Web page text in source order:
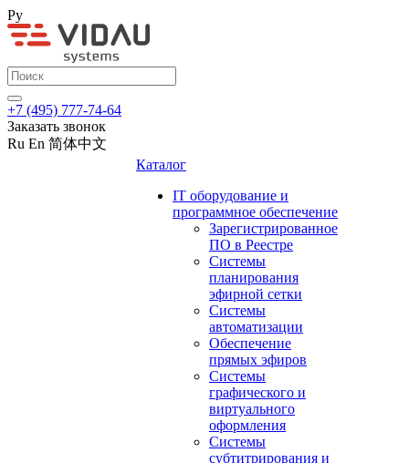
Ру
+7 (495) 777-74-64
Заказать звонок
Ru En 简体中文
Каталог
IT оборудование и
программное обеспечение
Зарегистрированное
ПО в Реестре
Системы
планирования
эфирной сетки
Системы
автоматизации
Обеспечение
прямых эфиров
Системы
графического и
виртуального
оформления
Системы
субтитрирования и